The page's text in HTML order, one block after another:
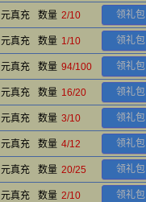
元真充 数量 2/10 领礼包
元真充 数量 1/10 领礼包
元真充 数量 94/100 领礼包
元真充 数量 16/20 领礼包
元真充 数量 3/10 领礼包
元真充 数量 4/12 领礼包
元真充 数量 20/25 领礼包
元真充 数量 2/10 领礼包